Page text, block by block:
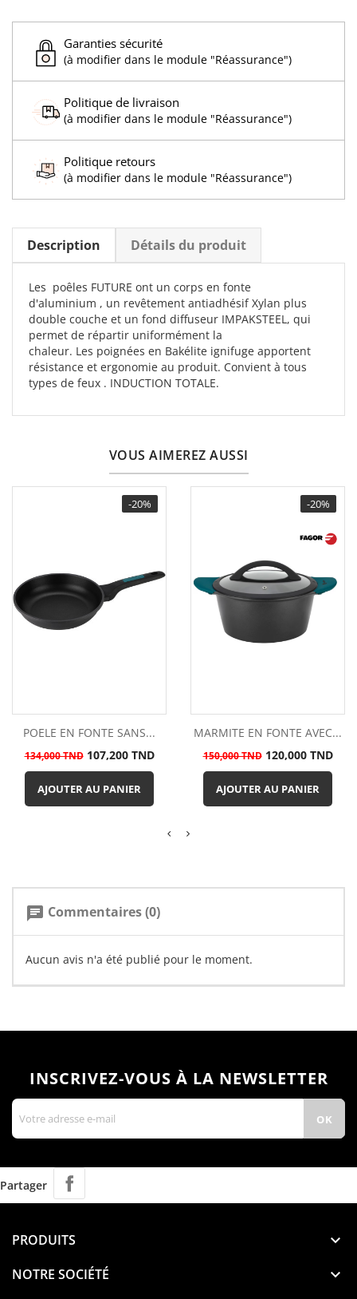
Garanties sécurité
(à modifier dans le module "Réassurance")
Politique de livraison
(à modifier dans le module "Réassurance")
Politique retours
(à modifier dans le module "Réassurance")
Description Détails du produit
Les poêles FUTURE ont un corps en fonte
d'aluminium , un revêtement antiadhésif Xylan plus
double couche et un fond diffuseur IMPAKSTEEL, qui
permet de répartir uniformément la
chaleur. Les poignées en Bakélite ignifuge apportent
résistance et ergonomie au produit. Convient à tous
types de feux . INDUCTION TOTALE.
VOUS AIMEREZ AUSSI
-20%
POELE EN FONTE SANS...
Prix
de
base
134,000 TND Prix
107,200 TND
AJOUTER AU PANIER
-20%
MARMITE EN FONTE AVEC...
Prix
de
base
150,000 TND Prix
120,000 TND
AJOUTER AU PANIER
chat Commentaires (0)
Aucun avis n'a été publié pour le moment.
INSCRIVEZ-VOUS À LA NEWSLETTER
Partager
PRODUITS 
NOTRE SOCIÉTÉ 